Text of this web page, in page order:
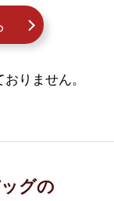
りません。
グの